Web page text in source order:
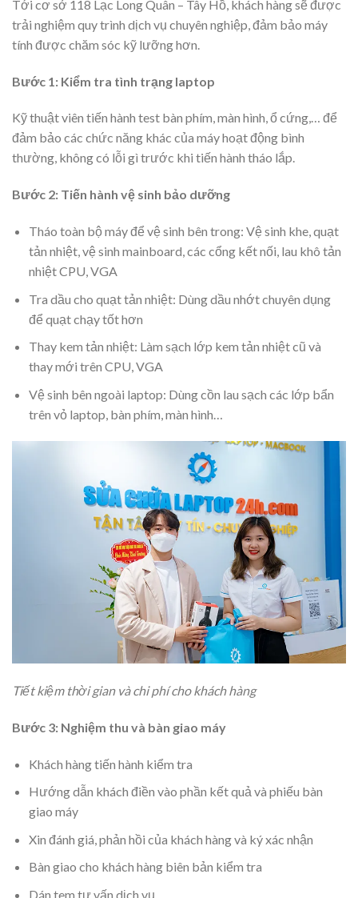
Tới cơ sở 118 Lạc Long Quân – Tây Hồ, khách hàng sẽ được
trải nghiệm quy trình dịch vụ chuyên nghiệp, đảm bảo máy
tính được chăm sóc kỹ lưỡng hơn.
Bước 1: Kiểm tra tình trạng laptop
Kỹ thuật viên tiến hành test bàn phím, màn hình, ổ cứng,… để
đảm bảo các chức năng khác của máy hoạt động bình
thường, không có lỗi gì trước khi tiến hành tháo lắp.
Bước 2: Tiến hành vệ sinh bảo dưỡng
Tháo toàn bộ máy để vệ sinh bên trong: Vệ sinh khe, quạt
tản nhiệt, vệ sinh mainboard, các cổng kết nối, lau khô tản
nhiệt CPU, VGA
Tra dầu cho quạt tản nhiệt: Dùng dầu nhớt chuyên dụng
để quạt chạy tốt hơn
Thay kem tản nhiệt: Làm sạch lớp kem tản nhiệt cũ và
thay mới trên CPU, VGA
Vệ sinh bên ngoài laptop: Dùng cồn lau sạch các lớp bẩn
trên vỏ laptop, bàn phím, màn hình…
Tiết kiệm thời gian và chi phí cho khách hàng
Bước 3: Nghiệm thu và bàn giao máy
Khách hàng tiến hành kiểm tra
Hướng dẫn khách điền vào phần kết quả và phiếu bàn
giao máy
Xin ​​đánh giá, phản hồi của khách hàng và ký xác nhận
Bàn giao cho khách hàng biên bản kiểm tra
Dán tem tư vấn dịch vụ